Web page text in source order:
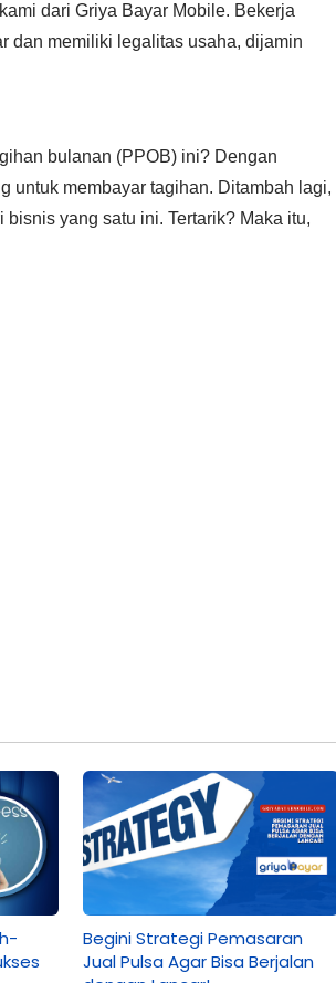
dari Griya Bayar Mobile. Bekerja
dan memiliki legalitas usaha, dijamin
bulanan (PPOB) ini? Dengan
untuk membayar tagihan. Ditambah lagi,
yang satu ini. Tertarik? Maka itu,
Begini Strategi Pemasaran
Jual Pulsa Agar Bisa Berjalan